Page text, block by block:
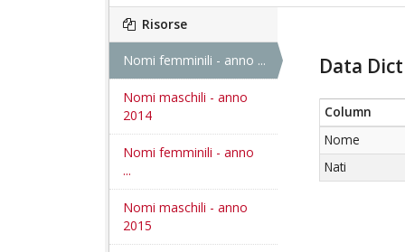
Risorse
Nomi femminili - anno ...
Nomi maschili - anno
2014
Nomi femminili - anno
...
Nomi maschili - anno
2015
Data
Column
Nome
Nati